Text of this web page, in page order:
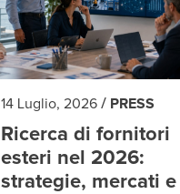
14 Luglio, 2026/ PRESS
Ricerca di fornitori
esteri nel 2026:
strategie, mercati e